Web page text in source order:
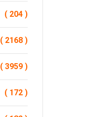
( 204 )
( 2168 )
( 3959 )
( 172 )